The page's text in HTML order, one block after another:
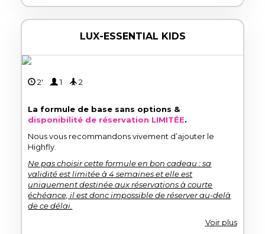
LUX-ESSENTIAL KIDS
2' 1 2
La formule de base sans options &
disponibilité de réservation LIMITÉE.
Nous vous recommandons vivement d’ajouter le
Highfly.
Ne pas choisir cette formule en bon cadeau : sa
validité est limitée à 4 semaines et elle est
uniquement destinée aux réservations à courte
échéance, il est donc impossible de réserver au-delà
de ce délai.
Voir plus